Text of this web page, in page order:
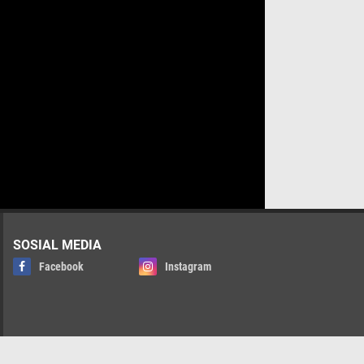
SOSIAL MEDIA
Facebook Instagram